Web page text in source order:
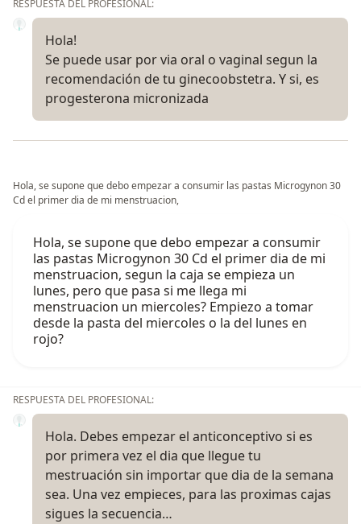
RESPUESTA DEL PROFESIONAL:
Hola!
Se puede usar por via oral o vaginal segun la
recomendación de tu ginecoobstetra. Y si, es
progesterona micronizada
Hola, se supone que debo empezar a consumir las pastas Microgynon 30
Cd el primer dia de mi menstruacion,
Hola, se supone que debo empezar a consumir
las pastas Microgynon 30 Cd el primer dia de mi
menstruacion, segun la caja se empieza un
lunes, pero que pasa si me llega mi
menstruacion un miercoles? Empiezo a tomar
desde la pasta del miercoles o la del lunes en
rojo?
RESPUESTA DEL PROFESIONAL:
Hola. Debes empezar el anticonceptivo si es
por primera vez el dia que llegue tu
mestruación sin importar que dia de la semana
sea. Una vez empieces, para las proximas cajas
sigues la secuencia…